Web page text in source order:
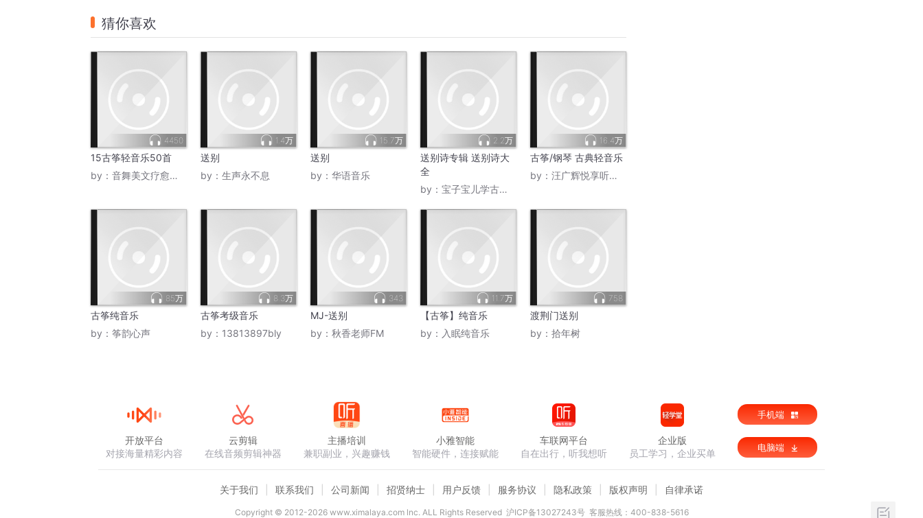
猜你喜欢
4450
15古筝轻音乐50首
by： 音舞美文疗愈心灵
1.4万
送别
by： 生声永不息
15.7万
送别
by： 华语音乐
2.2万
送别诗专辑 送别诗大
全
by： 宝子宝儿学古诗词
16.4万
古筝/钢琴 古典轻音乐
by： 汪广辉悦享听读书正源
85万
古筝纯音乐
by： 筝韵心声
8.3万
古筝考级音乐
by： 13813897bly
343
MJ-送别
by： 秋香老师FM
11.7万
【古筝】纯音乐
by： 入眠纯音乐
758
渡荆门送别
by： 拾年树
开放平台
对接海量精彩内容
云剪辑
在线音频剪辑神器
主播培训
兼职副业，兴趣赚钱
小雅智能
智能硬件，连接赋能
车联网平台
自在出行，听我想听
企业版
员工学习，企业买单
手机端
电脑端
关于我们 联系我们 公司新闻 招贤纳士 用户反馈 服务协议 隐私政策 版权声明 自律承诺
Copyright © 2012-2026www.ximalaya.com lnc. ALL Rights Reserved 沪ICP备13027243号 客服热线：400-838-5616